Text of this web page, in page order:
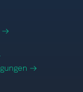
→
→